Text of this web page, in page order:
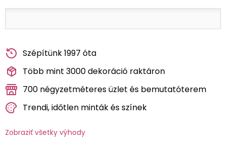
Szépítünk 1997 óta
Több mint 3000 dekoráció raktáron
700 négyzetméteres üzlet és bemutatóterem
Trendi, időtlen minták és színek
Zobraziť všetky výhody